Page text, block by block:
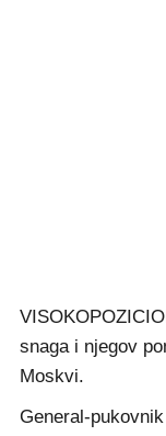
snaga i njegov
Moskvi.
General-